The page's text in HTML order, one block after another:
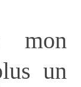
mon
un